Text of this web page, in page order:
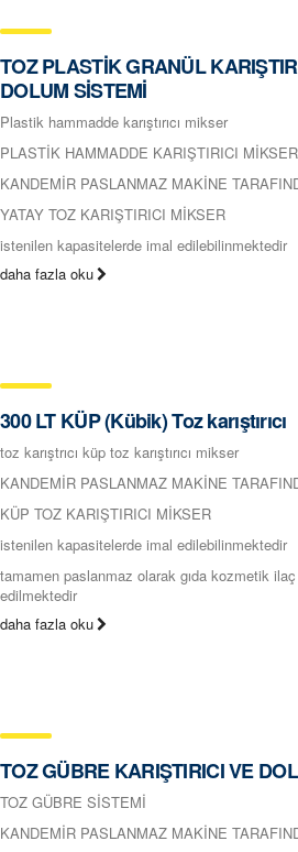
TOZ PLASTİK GRANÜL
DOLUM SİSTEMİ
Plastik hammadde karıştırıcı mikser
PLASTİK HAMMADDE KARIŞTIRICI MİKSER
KANDEMİR PASLANMAZ MAKİNE
YATAY TOZ KARIŞTIRICI MİKSER
istenilen kapasitelerde imal edilebilinmektedir
daha fazla oku
300 LT KÜP (Kübik) Toz karıştırıcı
toz karıştrıcı küp toz karıştırıcı mikser
KANDEMİR PASLANMAZ MAKİNE
KÜP TOZ KARIŞTIRICI MİKSER
istenilen kapasitelerde imal edilebilinmektedir
tamamen paslanmaz olarak gıda kozmetik
edilmektedir
daha fazla oku
TOZ GÜBRE KARIŞTIRICI VE
TOZ GÜBRE SİSTEMİ
KANDEMİR PASLANMAZ MAKİNE